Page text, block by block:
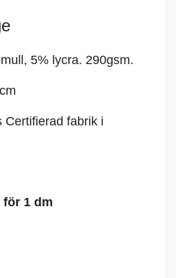
5% lycra. 290gsm.
Certifierad fabrik i
1 dm